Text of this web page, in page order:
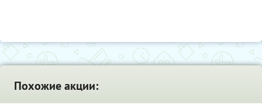
Похожие акции: